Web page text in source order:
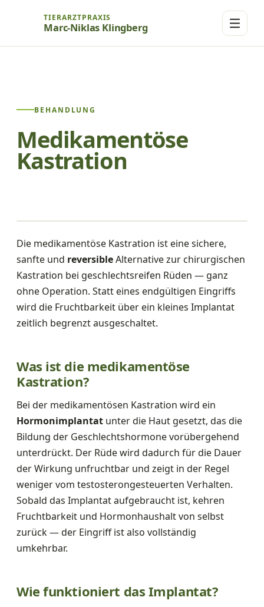
TIERARZTPRAXIS
Marc-Niklas Klingberg
BEHANDLUNG
Medikamentöse
Kastration
Die medikamentöse Kastration ist eine sichere,
sanfte und reversibleAlternative zur chirurgischen
Kastration bei geschlechtsreifen Rüden — ganz
ohne Operation. Statt eines endgültigen Eingriffs
wird die Fruchtbarkeit über ein kleines Implantat
zeitlich begrenzt ausgeschaltet.
Was ist die medikamentöse
Kastration?
Bei der medikamentösen Kastration wird ein
Hormonimplantat unter die Haut gesetzt, das die
Bildung der Geschlechtshormone vorübergehend
unterdrückt. Der Rüde wird dadurch für die Dauer
der Wirkung unfruchtbar und zeigt in der Regel
weniger vom testosterongesteuerten Verhalten.
Sobald das Implantat aufgebraucht ist, kehren
Fruchtbarkeit und Hormonhaushalt von selbst
zurück — der Eingriff ist also vollständig
umkehrbar.
Wie funktioniert das Implantat?